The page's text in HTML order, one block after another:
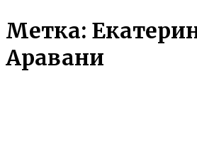
Метка:
Аравани